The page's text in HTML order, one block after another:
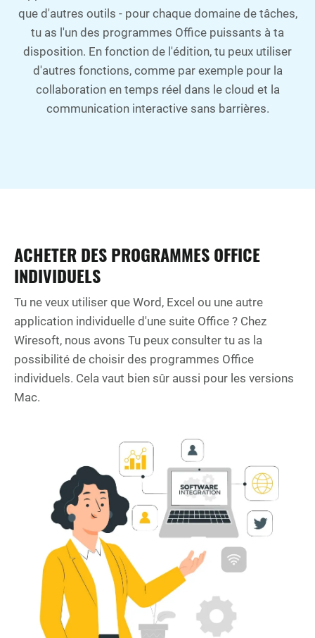
que d'autres outils - pour chaque domaine de tâches,
tu as l'un des programmes Office puissants à ta
disposition. En fonction de l'édition, tu peux utiliser
d'autres fonctions, comme par exemple pour la
collaboration en temps réel dans le cloud et la
communication interactive sans barrières.
ACHETER DES PROGRAMMES OFFICE
INDIVIDUELS
Tu ne veux utiliser que Word, Excel ou une autre
application individuelle d'une suite Office ? Chez
Wiresoft, nous avons Tu peux consulter tu as la
possibilité de choisir des programmes Office
individuels. Cela vaut bien sûr aussi pour les versions
Mac.